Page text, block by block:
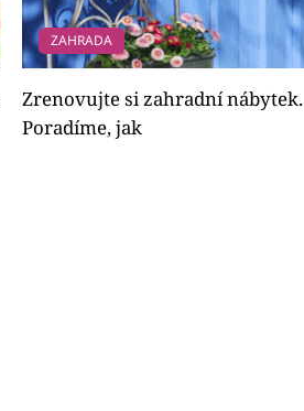
ZAHRADA
Zrenovujte si zahradní nábytek.
Poradíme, jak